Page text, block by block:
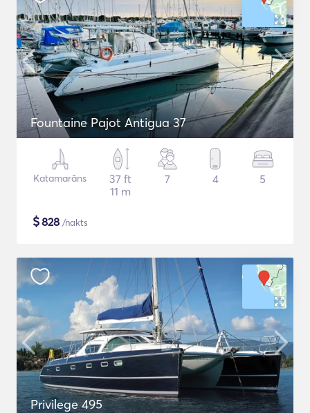
Fountaine Pajot Antigua 37
Katamarāns
37 ft
11 m
7 4 5
$828 /nakts
Privilege 495